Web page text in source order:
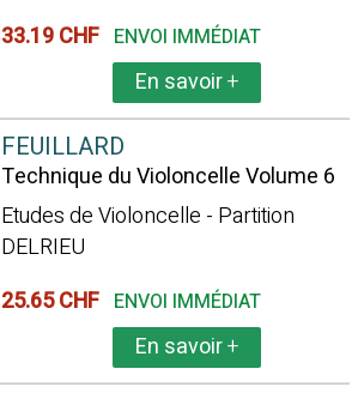
33.19 CHF ENVOI IMMÉDIAT
En savoir+
FEUILLARD
Technique du Violoncelle Volume 6
Etudes de Violoncelle - Partition
DELRIEU
25.65 CHF ENVOI IMMÉDIAT
En savoir+